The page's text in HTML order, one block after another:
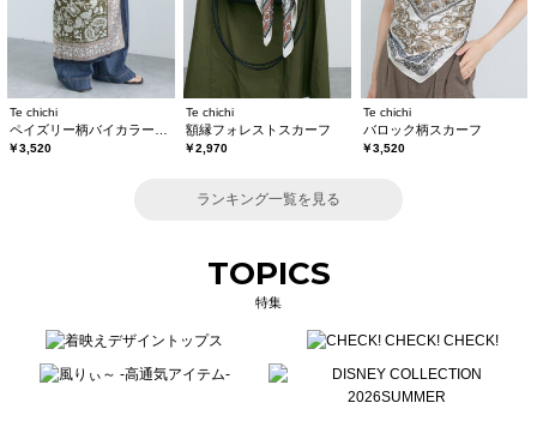
Te chichi
￥3,520
Te chichi
額縁フォレストスカーフ
￥2,970
Te chichi
バロック柄スカーフ
￥3,520
ランキング一覧を見る
TOPICS
特集